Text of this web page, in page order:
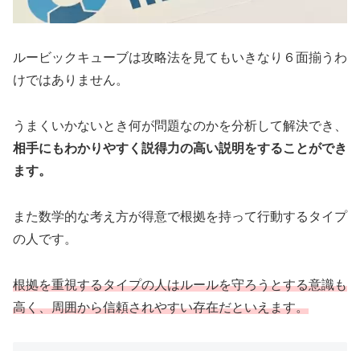
ルービックキューブは攻略法を見てもいきなり６面揃うわ
けではありません。
うまくいかないとき何が問題なのかを分析して解決でき、
相手にもわかりやすく説得力の高い説明をすることができ
ます。
また数学的な考え方が得意で根拠を持って行動するタイプ
の人です。
根拠を重視するタイプの人はルールを守ろうとする意識も
高く、周囲から信頼されやすい存在だといえます。